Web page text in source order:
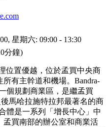
星期六: 09:00 - 13:30
分鐘)
位置優越，位於孟買中央商
有主幹道和機場。Bandra-
個規劃商業區，是繼孟買
後馬哈拉施特拉邦最著名的商
體是一系列「增長中心」中
孟買南部的辦公室和商業活